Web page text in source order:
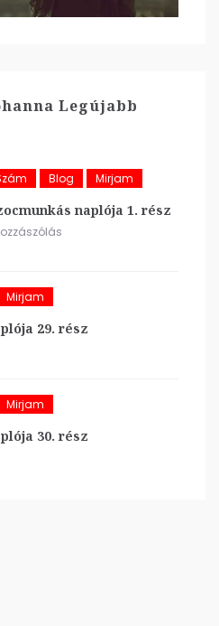
Legújabb
Blog Mirjam
naplója 1. rész
Mirjam
29. rész
Mirjam
30. rész